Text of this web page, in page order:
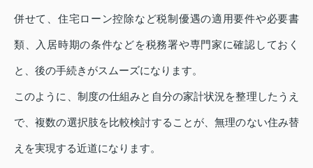
併せて、住宅ローン控除など税制優遇の適用要件や必要書
類、入居時期の条件などを税務署や専門家に確認しておく
と、後の手続きがスムーズになります。
このように、制度の仕組みと自分の家計状況を整理したうえ
で、複数の選択肢を比較検討することが、無理のない住み替
えを実現する近道になります。